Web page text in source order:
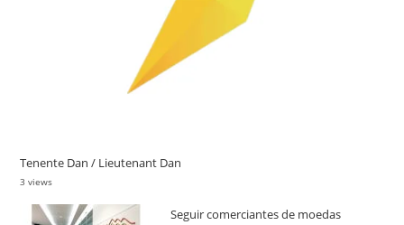
Tenente Dan / Lieutenant Dan
3 views
Seguir comerciantes de moedas